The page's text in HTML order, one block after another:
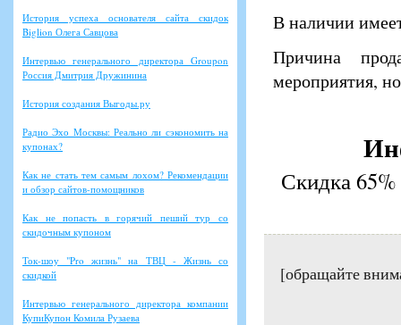
История успеха основателя сайта скидок
Biglion Олега Савцова
Интервью генерального директора Groupon
Россия Дмитрия Дружинина
История создания Выгоды.ру
Радио Эхо Москвы: Реально ли сэкономить на
купонах?
Как не стать тем самым лохом? Рекомендации
и обзор сайтов-помощников
Как не попасть в горячий пеший тур со
скидочным купоном
Ток-шоу "Pro жизнь" на ТВЦ - Жизнь со
скидкой
Интервью генерального директора компании
КупиКупон Комила Рузаева
В наличии
Причина
мероприятия,
Скидка 65%
[обращайте